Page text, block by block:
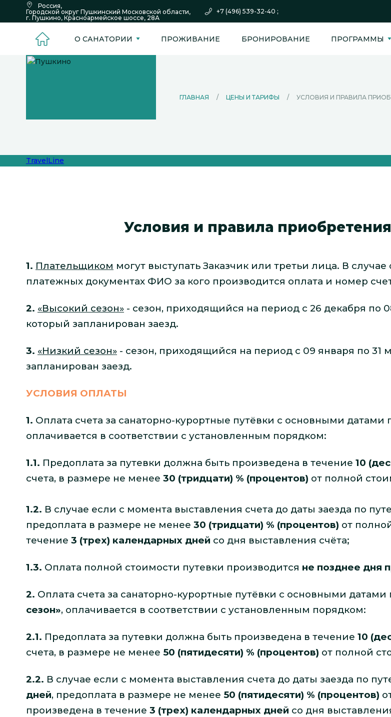
Россия,
Городской округ Пушкинский Московской области,
г. Пушкино, Красноармейское шоссе, 28А
+7 (496) 539-32-40 ;
О САНАТОРИИ ПРОЖИВАНИЕ БРОНИРОВАНИЕ ПРОГРАММЫ
ГЛАВНАЯ / ЦЕНЫ И ТАРИФЫ / УСЛОВИЯ И ПРАВИЛА
TravelLine
Условия и правила
1. Плательщиком могут выступать Заказчик или третьи лица. В
платежных документах ФИО за кого производится оплата и номер
2. «Высокий сезон» - сезон, приходящийся на период с 26 декабря по
который запланирован заезд.
3. «Низкий сезон» - сезон, приходящийся на период с 09 января по 31
запланирован заезд.
УСЛОВИЯ ОПЛАТЫ
1. Оплата счета за санаторно-курортные путёвки с основными
оплачивается в соответствии с установленным порядком:
1.1. Предоплата за путевки должна быть произведена в течение 10
счета, в размере не менее 30 (тридцати) % (процентов) от полной
1.2. В случае если с момента выставления счета до даты заезда по
предоплата в размере не менее 30 (тридцати) % (процентов) от
течение 3 (трех) календарных дней со дня выставления счёта;
1.3. Оплата полной стоимости путевки производится не позднее дня
2. Оплата счета за санаторно-курортные путёвки с основными
сезон», оплачивается в соответствии с установленным порядком:
2.1. Предоплата за путевки должна быть произведена в течение 10
счета, в размере не менее 50 (пятидесяти) % (процентов) от полной
2.2. В случае если с момента выставления счета до даты заезда по
дней, предоплата в размере не менее 50 (пятидесяти) % (процентов)
произведена в течение 3 (трех) календарных дней со дня